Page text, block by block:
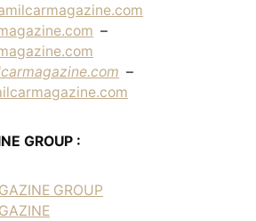
–
–
GROUP :
GROUP